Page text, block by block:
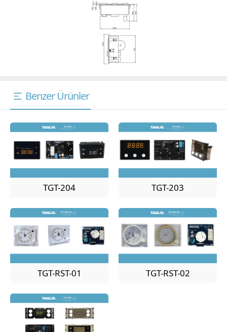
Benzer Ürünler
TGT-204 TGT-203
TGT-RST-01 TGT-RST-02